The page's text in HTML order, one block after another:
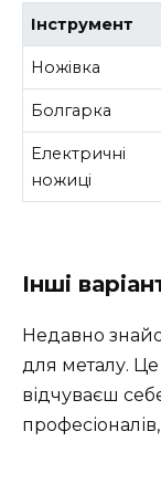
Інструмент
Ножівка
Болгарка
Електричні
ножиці
Інші
Недавно
для металу.
відчуваєш